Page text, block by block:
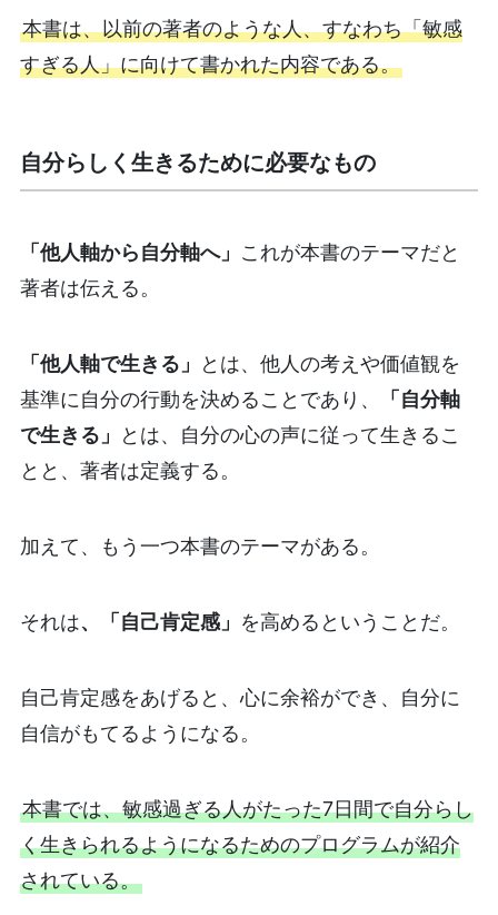
本書は、以前の著者のような人、すなわち「敏感
すぎる人」に向けて書かれた内容である。
自分らしく生きるために必要なもの
「他人軸から自分軸へ」 これが本書のテーマだと
著者は伝える。
「他人軸で生きる」
とは、他人の考えや価値観を
基準に自分の行動を決めることであり、
「自分軸
で生きる」
とは、自分の心の声に従って生きるこ
とと、著者は定義する。
加えて、もう一つ本書のテーマがある。
それは、「自己肯定感」 を高めるということだ。
自己肯定感をあげると、心に余裕ができ、自分に
自信がもてるようになる。
本書では、敏感過ぎる人がたった7日間で自分らし
く生きられるようになるためのプログラムが紹介
されている。